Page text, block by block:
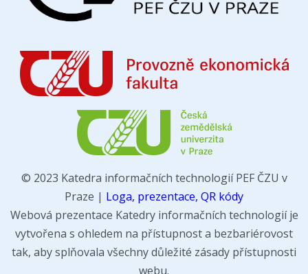
© 2023 Katedra informačních technologií PEF ČZU v
Praze | Loga, prezentace, QR kódy
Webová prezentace Katedry informačních technologií je
vytvořena s ohledem na přístupnost a bezbariérovost
tak, aby splňovala všechny důležité zásady přístupnosti
webu.